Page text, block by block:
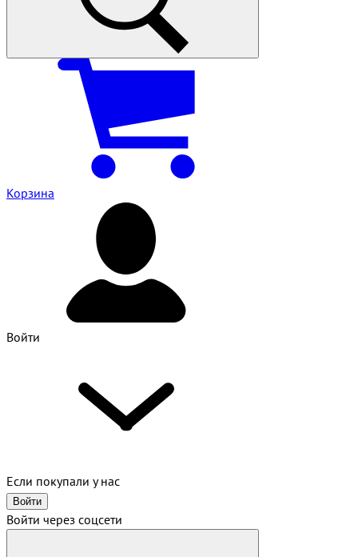
Корзина
Войти
Если покупали у нас
Войти
Войти через соцсети